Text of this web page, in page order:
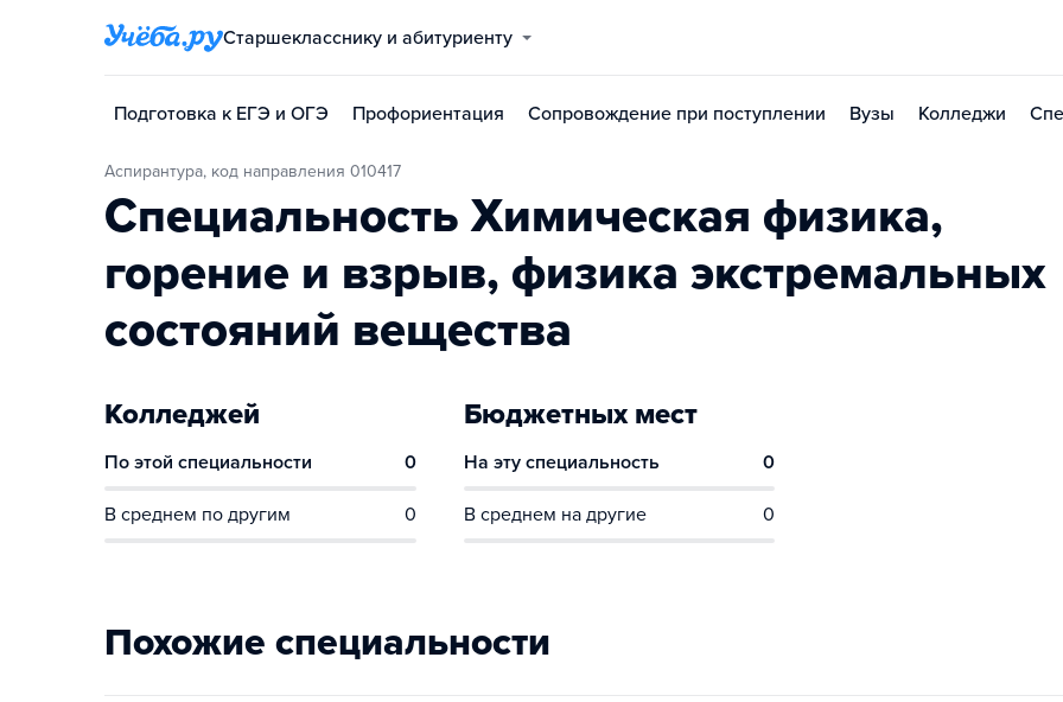
Старшекласснику и абитуриенту
Подготовка к ЕГЭ и ОГЭ Профориентация Сопровождение при поступлении Вузы Колледжи
Аспирантура, код направления 010417
Специальность Химическая физика,
горение и взрыв, физика экстремальных
состояний вещества
Колледжей
По этой специальности 0
В среднем по другим 0
Бюджетных мест
На эту специальность 0
В среднем на другие 0
Похожие специальности